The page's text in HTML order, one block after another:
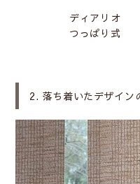
ディアリオ
つっぱり式
2. 落ち着いたデザイン